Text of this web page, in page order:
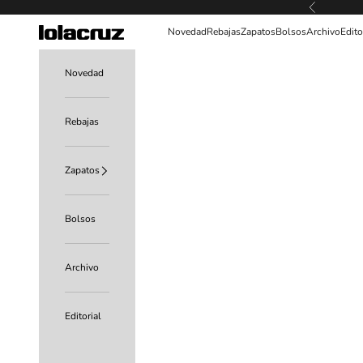
Anterior
Lolacruz NovedadRebajasZapatosBolsosArchivo
Novedad
Rebajas
Zapatos
Bolsos
Archivo
Editorial